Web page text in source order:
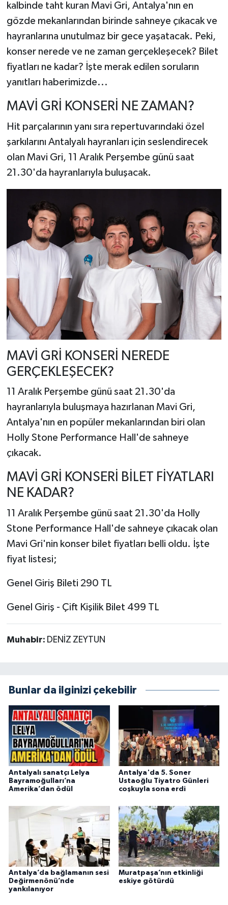
kalbinde taht kuran Mavi Gri, Antalya'nın en
gözde mekanlarından birinde sahneye çıkacak ve
hayranlarına unutulmaz bir gece yaşatacak. Peki,
konser nerede ve ne zaman gerçekleşecek? Bilet
fiyatları ne kadar? İşte merak edilen soruların
yanıtları haberimizde...
MAVİ GRİ KONSERİ NE ZAMAN?
Hit parçalarının yanı sıra repertuvarındaki özel
şarkılarını Antalyalı hayranları için seslendirecek
olan Mavi Gri, 11 Aralık Perşembe günü saat
21.30'da hayranlarıyla buluşacak.
MAVİ GRİ KONSERİ NEREDE
GERÇEKLEŞECEK?
11 Aralık Perşembe günü saat 21.30'da
hayranlarıyla buluşmaya hazırlanan Mavi Gri,
Antalya'nın en popüler mekanlarından biri olan
Holly Stone Performance Hall'de sahneye
çıkacak.
MAVİ GRİ KONSERİ BİLET FİYATLARI
NE KADAR?
11 Aralık Perşembe günü saat 21.30'da Holly
Stone Performance Hall'de sahneye çıkacak olan
Mavi Gri'nin konser bilet fiyatları belli oldu. İşte
fiyat listesi;
Genel Giriş Bileti 290 TL
Genel Giriş - Çift Kişilik Bilet 499 TL
Muhabir: DENİZ ZEYTUN
Bunlar da ilginizi çekebilir
Antalyalı sanatçı Lelya
Bayramoğulları’na
Amerika’dan ödül
Antalya'da 5. Soner
Ustaoğlu Tiyatro Günleri
coşkuyla sona erdi
Antalya’da bağlamanın sesi
Değirmenönü’nde
yankılanıyor
Muratpaşa’nın etkinliği
eskiye götürdü